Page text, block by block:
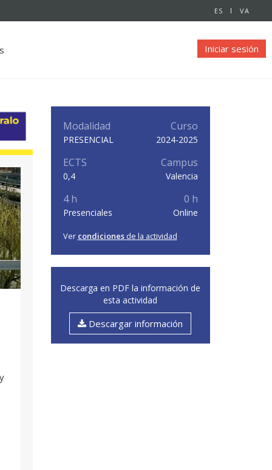
ES VA
Iniciar sesión
Modalidad
PRESENCIAL
Curso
2024-2025
ECTS
0,4
Campus
Valencia
4 h
Presenciales
0 h
Online
Ver condicionesde la actividad
Descarga en PDF la información de
esta actividad
Descargar información